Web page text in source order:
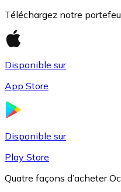
Téléchargez notre
Disponible sur
App Store
Disponible sur
Play Store
Quatre façons d’acheter